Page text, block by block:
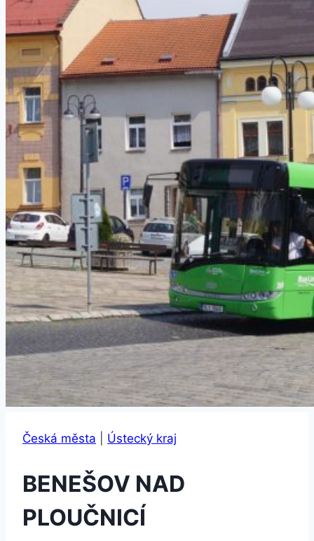
Česká města Ústecký kraj
BENEŠOV NAD
PLOUČNICÍ